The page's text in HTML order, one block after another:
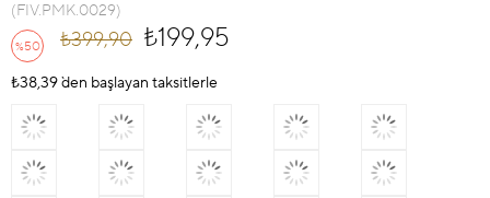
(FIV.PMK.0029)
%50
İndirim
₺399,90 ₺199,95
₺38,39`den başlayan taksitlerle